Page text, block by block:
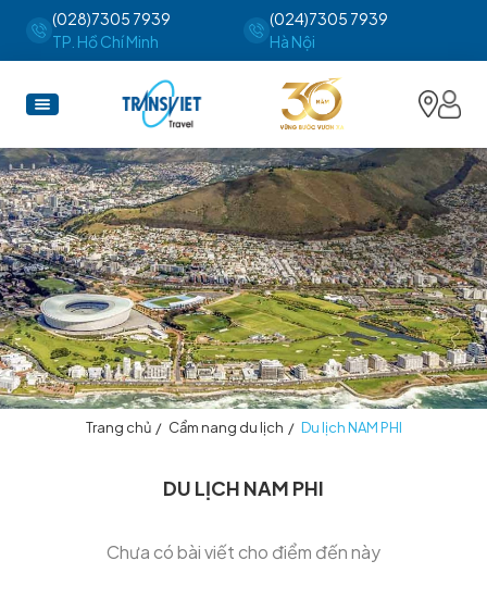
(028)7305 7939
TP. Hồ Chí Minh
(024)7305 7939
Hà Nội
Trang chủ/ Cẩm nang du lịch / Du lịch NAM PHI
DU LỊCH NAM PHI
Chưa có bài viết cho điểm đến này